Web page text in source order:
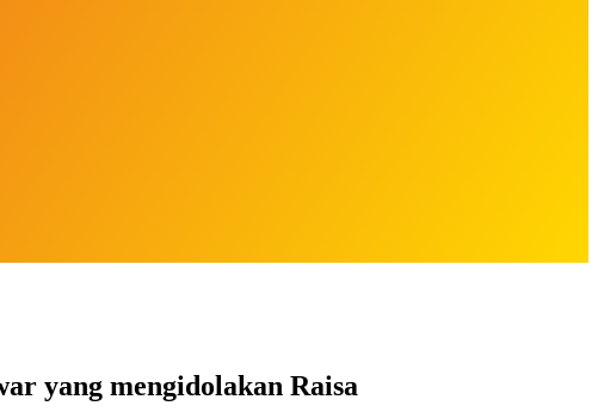
yang mengidolakan Raisa